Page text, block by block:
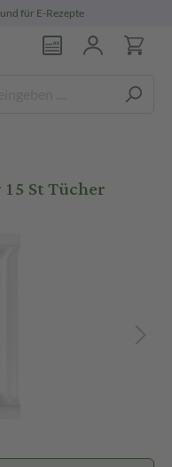
für E-Rezepte
St Tücher